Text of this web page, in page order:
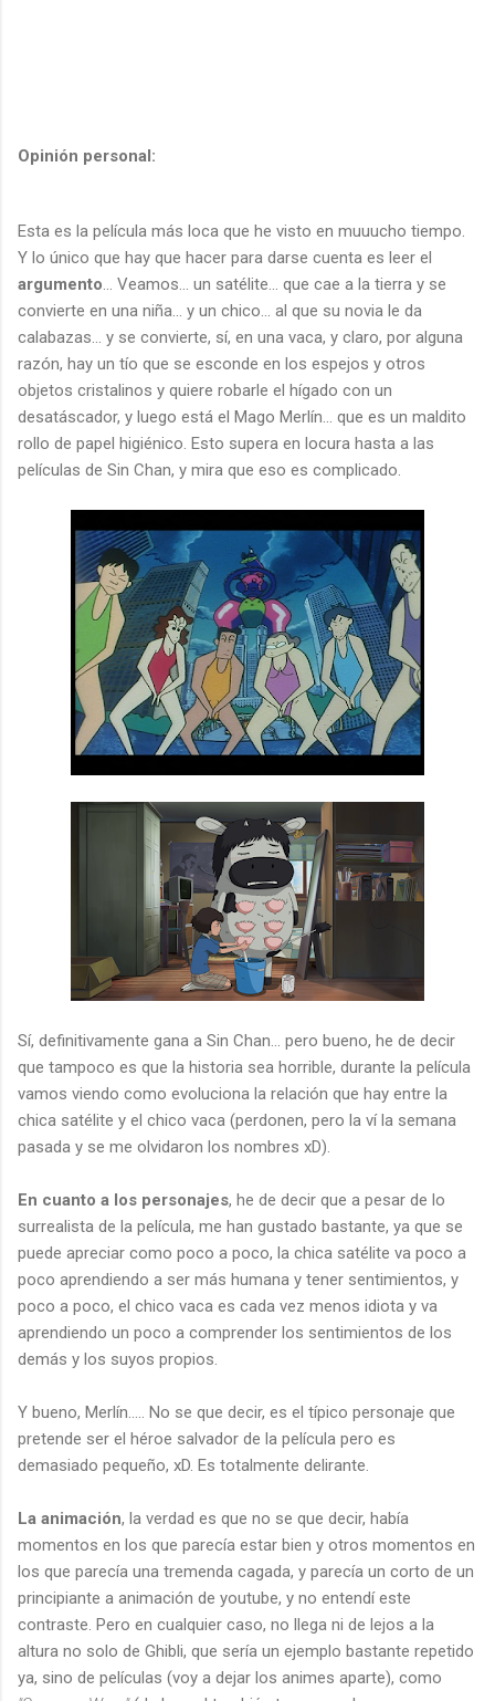
Opinión personal:
Esta es la película más loca que he visto en muuucho tiempo.
Y lo único que hay que hacer para darse cuenta es leer el
argumento... Veamos... un satélite... que cae a la tierra y se
convierte en una niña... y un chico... al que su novia le da
calabazas... y se convierte, sí, en una vaca, y claro, por alguna
razón, hay un tío que se esconde en los espejos y otros
objetos cristalinos y quiere robarle el hígado con un
desatáscador, y luego está el Mago Merlín... que es un maldito
rollo de papel higiénico. Esto supera en locura hasta a las
películas de Sin Chan, y mira que eso es complicado.
Sí, definitivamente gana a Sin Chan... pero bueno, he de decir
que tampoco es que la historia sea horrible, durante la película
vamos viendo como evoluciona la relación que hay entre la
chica satélite y el chico vaca (perdonen, pero la ví la semana
pasada y se me olvidaron los nombres xD).
En cuanto a los personajes, he de decir que a pesar de lo
surrealista de la película, me han gustado bastante, ya que se
puede apreciar como poco a poco, la chica satélite va poco a
poco aprendiendo a ser más humana y tener sentimientos, y
poco a poco, el chico vaca es cada vez menos idiota y va
aprendiendo un poco a comprender los sentimientos de los
demás y los suyos propios.
Y bueno, Merlín..... No se que decir, es el típico personaje que
pretende ser el héroe salvador de la película pero es
demasiado pequeño, xD. Es totalmente delirante.
La animación, la verdad es que no se que decir, había
momentos en los que parecía estar bien y otros momentos en
los que parecía una tremenda cagada, y parecía un corto de un
principiante a animación de youtube, y no entendí este
contraste. Pero en cualquier caso, no llega ni de lejos a la
altura no solo de Ghibli, que sería un ejemplo bastante repetido
ya, sino de películas (voy a dejar los animes aparte), como